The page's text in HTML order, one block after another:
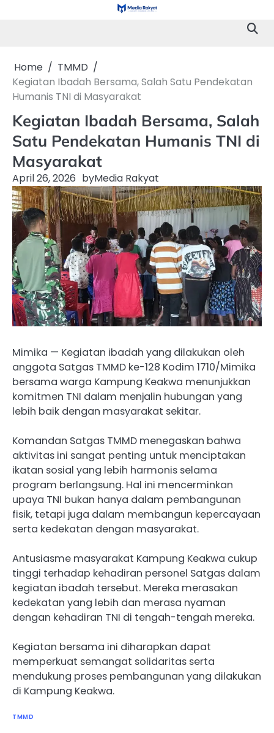
Home
TMMD
Kegiatan Ibadah Bersama, Salah Satu Pendekatan
Humanis TNI di Masyarakat
Kegiatan Ibadah Bersama, Salah
Satu Pendekatan Humanis TNI di
Masyarakat
April 26, 2026 byMedia Rakyat
Mimika — Kegiatan ibadah yang dilakukan oleh
anggota Satgas TMMD ke-128 Kodim 1710/Mimika
bersama warga Kampung Keakwa menunjukkan
komitmen TNI dalam menjalin hubungan yang
lebih baik dengan masyarakat sekitar.
Komandan Satgas TMMD menegaskan bahwa
aktivitas ini sangat penting untuk menciptakan
ikatan sosial yang lebih harmonis selama
program berlangsung. Hal ini mencerminkan
upaya TNI bukan hanya dalam pembangunan
fisik, tetapi juga dalam membangun kepercayaan
serta kedekatan dengan masyarakat.
Antusiasme masyarakat Kampung Keakwa cukup
tinggi terhadap kehadiran personel Satgas dalam
kegiatan ibadah tersebut. Mereka merasakan
kedekatan yang lebih dan merasa nyaman
dengan kehadiran TNI di tengah-tengah mereka.
Kegiatan bersama ini diharapkan dapat
memperkuat semangat solidaritas serta
mendukung proses pembangunan yang dilakukan
di Kampung Keakwa.
TMMD